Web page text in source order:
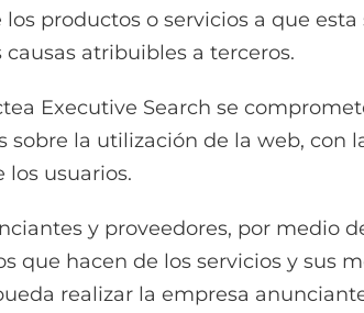
productos o servicios a que esta
atribuibles a terceros.
Executive Search se
la utilización de la web, con
los usuarios.
y proveedores, por medio
que hacen de los servicios y sus
realizar la empresa